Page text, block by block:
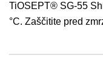
TiOSEPT® SG-55
°C. Zaščitite pred